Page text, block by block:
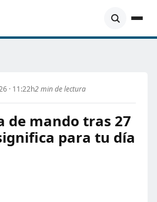
· 11:22h2 min de lectura
de mando tras 27
para tu día